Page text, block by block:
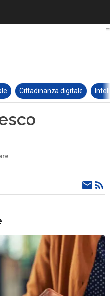
Cittadinanza digitale